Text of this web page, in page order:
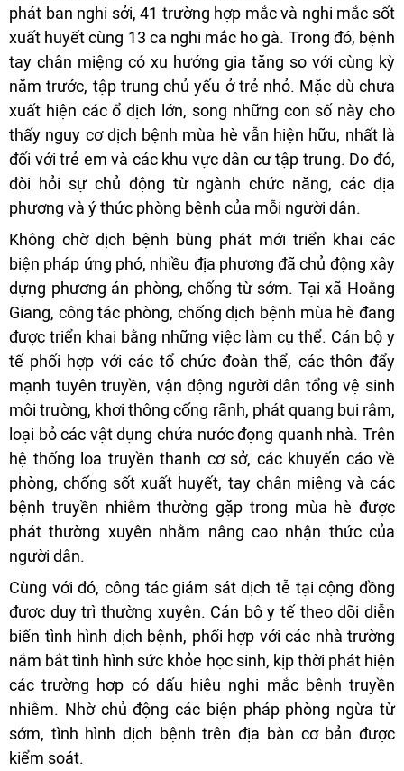
phát ban nghi sởi, 41 trường hợp mắc và nghi mắc sốt
xuất huyết cùng 13 ca nghi mắc ho gà. Trong đó, bệnh
tay chân miệng có xu hướng gia tăng so với cùng kỳ
năm trước, tập trung chủ yếu ở trẻ nhỏ. Mặc dù chưa
xuất hiện các ổ dịch lớn, song những con số này cho
thấy nguy cơ dịch bệnh mùa hè vẫn hiện hữu, nhất là
đối với trẻ em và các khu vực dân cư tập trung. Do đó,
đòi hỏi sự chủ động từ ngành chức năng, các địa
phương và ý thức phòng bệnh của mỗi người dân.
Không chờ dịch bệnh bùng phát mới triển khai các
biện pháp ứng phó, nhiều địa phương đã chủ động xây
dựng phương án phòng, chống từ sớm. Tại xã Hoằng
Giang, công tác phòng, chống dịch bệnh mùa hè đang
được triển khai bằng những việc làm cụ thể. Cán bộ y
tế phối hợp với các tổ chức đoàn thể, các thôn đẩy
mạnh tuyên truyền, vận động người dân tổng vệ sinh
môi trường, khơi thông cống rãnh, phát quang bụi rậm,
loại bỏ các vật dụng chứa nước đọng quanh nhà. Trên
hệ thống loa truyền thanh cơ sở, các khuyến cáo về
phòng, chống sốt xuất huyết, tay chân miệng và các
bệnh truyền nhiễm thường gặp trong mùa hè được
phát thường xuyên nhằm nâng cao nhận thức của
người dân.
Cùng với đó, công tác giám sát dịch tễ tại cộng đồng
được duy trì thường xuyên. Cán bộ y tế theo dõi diễn
biến tình hình dịch bệnh, phối hợp với các nhà trường
nắm bắt tình hình sức khỏe học sinh, kịp thời phát hiện
các trường hợp có dấu hiệu nghi mắc bệnh truyền
nhiễm. Nhờ chủ động các biện pháp phòng ngừa từ
sớm, tình hình dịch bệnh trên địa bàn cơ bản được
kiểm soát.